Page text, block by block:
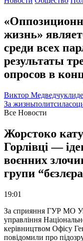
жизнь»
среди всех
результаты
опросов в
Виктор Медведчук
За жизньполитсила
Все Новости
Жорстоко
Горлівці —
воєнних
групи
19:01
За сприяння ГУР МО
управління
керівництвом Офісу
повідомили про